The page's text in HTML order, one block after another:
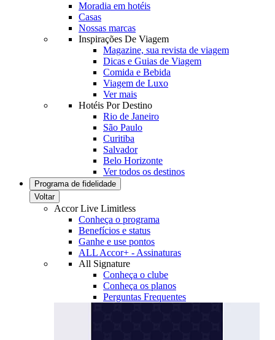
Moradia em hotéis
Casas
Nossas marcas
Inspirações De Viagem
Magazine, sua revista de viagem
Dicas e Guias de Viagem
Comida e Bebida
Viagem de Luxo
Ver mais
Hotéis Por Destino
Rio de Janeiro
São Paulo
Curitiba
Salvador
Belo Horizonte
Ver todos os destinos
Programa de fidelidade
Voltar
Accor Live Limitless
Conheça o programa
Benefícios e status
Ganhe e use pontos
ALL Accor+ - Assinaturas
All Signature
Conheça o clube
Conheça os planos
Perguntas Frequentes